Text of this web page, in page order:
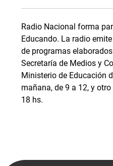
Radio Nacional forma
Educando. La radio
de programas
Secretaría de Medios y
Ministerio de Educación
mañana, de 9 a 12, y
18 hs.